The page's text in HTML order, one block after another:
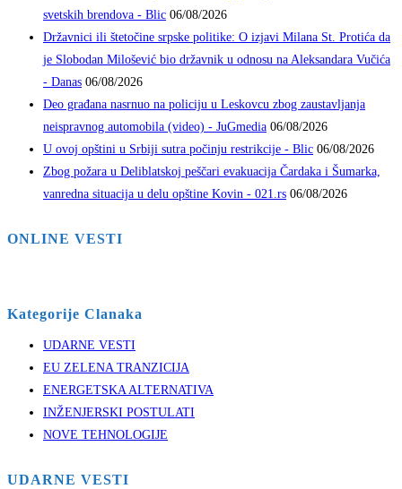
svetskih brendova - Blic 06/08/2026
Državnici ili štetočine srpske politike: O izjavi Milana St. Protića da
je Slobodan Milošević bio državnik u odnosu na Aleksandara Vučića
- Danas 06/08/2026
Deo građana nasrnuo na policiju u Leskovcu zbog zaustavljanja
neispravnog automobila (video) - JuGmedia 06/08/2026
U ovoj opštini u Srbiji sutra počinju restrikcije - Blic 06/08/2026
Zbog požara u Deliblatskoj peščari evakuacija Čardaka i Šumarka,
vanredna situacija u delu opštine Kovin - 021.rs 06/08/2026
ONLINE VESTI
Kategorije Clanaka
UDARNE VESTI
EU ZELENA TRANZICIJA
ENERGETSKA ALTERNATIVA
INŽENJERSKI POSTULATI
NOVE TEHNOLOGIJE
UDARNE VESTI